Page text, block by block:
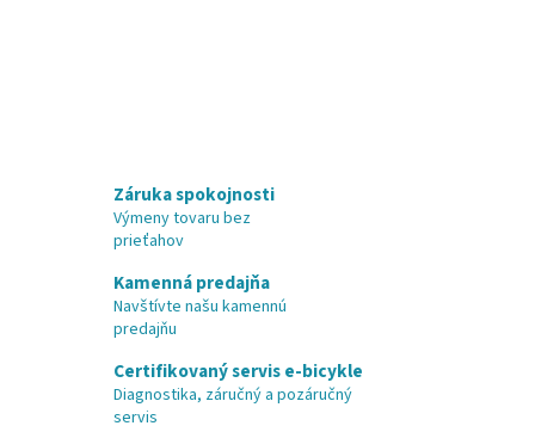
Záruka spokojnosti
Výmeny tovaru bez
prieťahov
Kamenná predajňa
Navštívte našu kamennú
predajňu
Certifikovaný servis e-bicykle
Diagnostika, záručný a pozáručný
servis